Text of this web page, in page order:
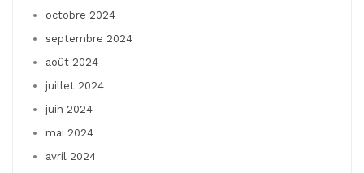
octobre 2024
septembre 2024
août 2024
juillet 2024
juin 2024
mai 2024
avril 2024